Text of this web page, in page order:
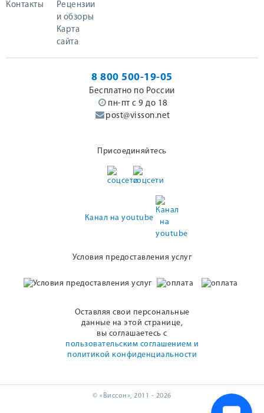
Контакты
Рецензии
и обзоры
Карта
сайта
8 800 500-19-05
Бесплатно по России
пн-пт с 9 до 18
post@visson.net
Присоединяйтесь
Канал на youtube
Условия предоставления услуг
Оставляя свои персональные
данные на этой странице,
вы соглашаетесь с
пользовательским соглашением и
политикой конфиденциальности
© «Виссон», 2011 - 2026